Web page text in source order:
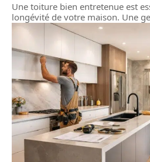
Une toiture bien entretenue est
longévité de votre maison. Une